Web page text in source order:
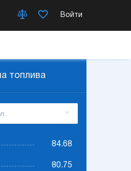
Войти
топлива
84.68
80.75